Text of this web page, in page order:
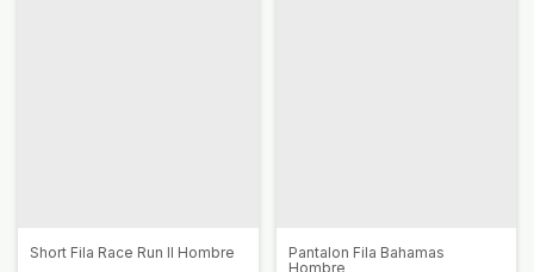
Short Fila Race Run II Hombre
Pantalon Fila Bahamas
Hombre